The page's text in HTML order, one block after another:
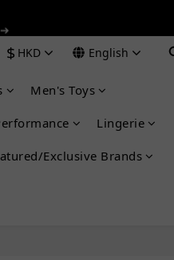
➔
$ HKD English
Men's Toys
Lingerie
Exclusive Brands